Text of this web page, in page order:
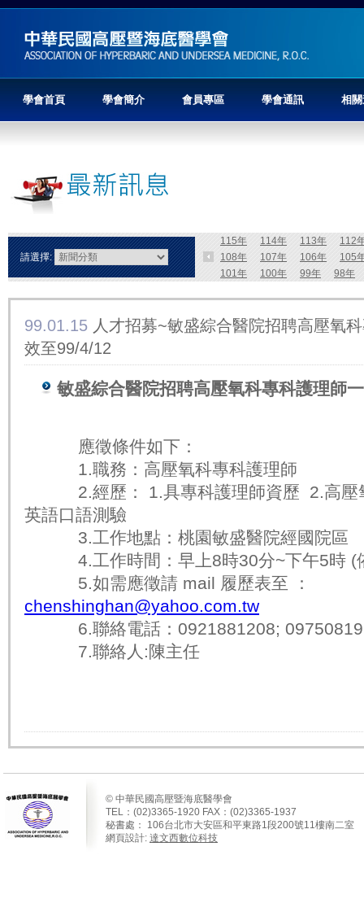
學會首頁 學會簡介 會員專區 學會通訊 相
請選擇:
115年 114年 113年
112
108年
107年 106年
105
101年
100年 99年 98年
99.01.15 人才招募~敏盛綜合醫院招聘高壓氧
效至99/4/12
敏盛綜合醫院招聘高壓氧科專科護理師
應徵條件如下：
1.職務：高壓氧科專科護理師
2.經歷： 1.具專科護理師資歷 2.高壓
英語口語測驗
3.工作地點：桃園敏盛醫院經國院區
4.工作時間：早上8時30分~下午5時 (
5.如需應徵請 mail 履歷表至 ：
chenshinghan@yahoo.com.tw
6.聯絡電話：0921881208;
7.聯絡人:陳主任
© 中華民國高壓暨海底醫學會
TEL：(02)3365-1920 FAX：(02)3365-1937
秘書處：
106台北市大安區和平東路1段200號11樓南二室
網頁設計: 達文西數位科技